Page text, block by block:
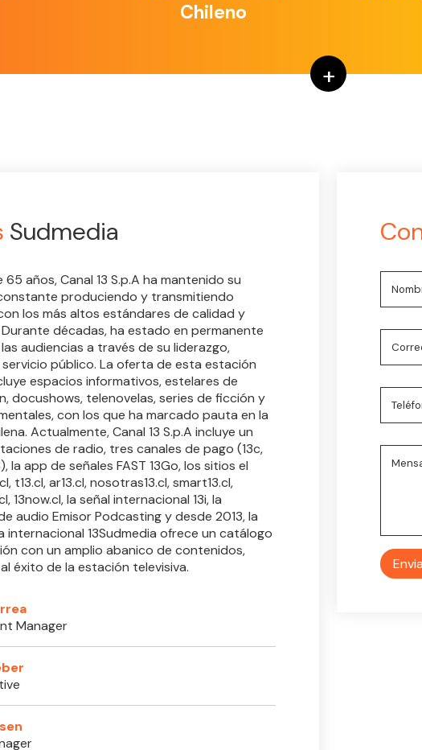
Chileno
+
Sudmedia
años, Canal 13 S.p.A ha mantenido su
produciendo y transmitiendo
los más altos estándares de calidad y
décadas, ha estado en permanente
audiencias a través de su liderazgo,
público. La oferta de esta estación
espacios informativos, estelares de
docushows, telenovelas, series de ficción y
con los que ha marcado pauta en la
Actualmente, Canal 13 S.p.A incluye un
de radio, tres canales de pago (13c,
la app de señales FAST 13Go, los sitios el
t13.cl, ar13.cl, nosotras13.cl, smart13.cl,
13now.cl, la señal internacional 13i, la
audio Emisor Podcasting y desde 2013, la
internacional 13Sudmedia ofrece un catálogo
con un amplio abanico de contenidos,
éxito de la estación televisiva.
Manager